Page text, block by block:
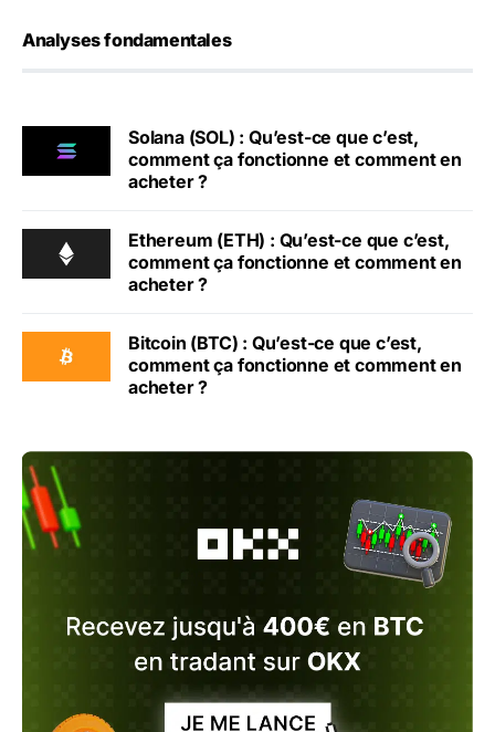
Analyses fondamentales
Solana (SOL) : Qu’est-ce que c’est,
comment ça fonctionne et comment en
acheter ?
Ethereum (ETH) : Qu’est-ce que c’est,
comment ça fonctionne et comment en
acheter ?
Bitcoin (BTC) : Qu’est-ce que c’est,
comment ça fonctionne et comment en
acheter ?